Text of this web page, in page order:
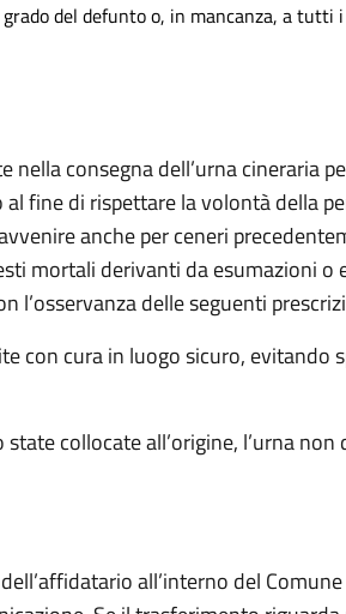
del defunto o, in mancanza, a tutti
nella consegna dell’urna cineraria
al fine di rispettare la volontà della
anche per ceneri
mortali derivanti da esumazioni o
l’osservanza delle seguenti
con cura in luogo sicuro, evitando
collocate all’origine, l’urna non
all’interno del